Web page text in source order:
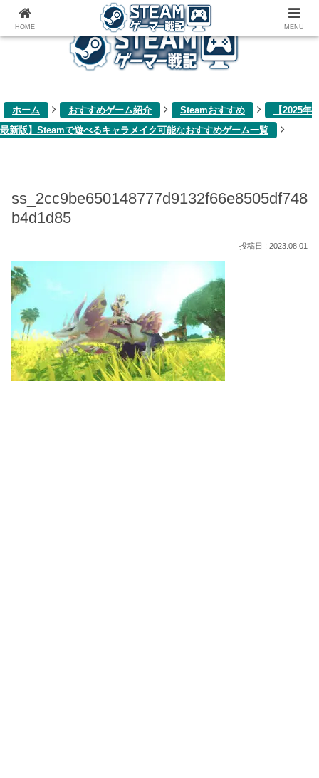
ゲーム関連雑記ブログ
ホーム おすすめゲーム紹介 Steamおすすめ
【2025年
最新版】Steamで遊べるキャラメイク可能なおすすめゲーム一覧
ss_2cc9be650148777d9132f66e8505df748
b4d1d85
2023.08.01
HOME MENU